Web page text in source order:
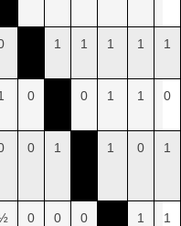
1 1 1 1 1
0 0 1 1 0
0 1 1 0 1
0 0 0 1 1